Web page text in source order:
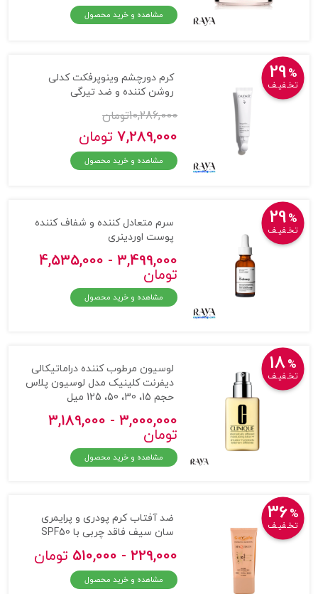
مشاهده و خرید محصول
29%
تخـفیـف
کرم دورچشم وینوپرفکت کدلی
روشن کننده و ضد تیرگی
10,286,000تومان
7,289,000 تومان
مشاهده و خرید محصول
29%
تخـفیـف
سرم متعادل کننده و شفاف کننده
پوست اوردینری
3,499,000 - 4,535,000
تومان
مشاهده و خرید محصول
18%
تخـفیـف
لوسیون مرطوب کننده دراماتیکالی
دیفرنت کلینیک مدل لوسیون پلاس
حجم 15، 30، 50، 125 میل
3,000,000 - 3,189,000
تومان
مشاهده و خرید محصول
36%
تخـفیـف
ضد آفتاب کرم پودری و پرایمری
سان سیف فاقد چربی با SPF50
229,000 - 510,000 تومان
مشاهده و خرید محصول